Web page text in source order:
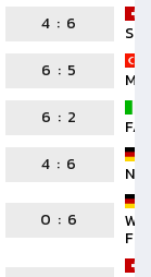
4 : 6
6 : 5
6 : 2
4 : 6
0 : 6